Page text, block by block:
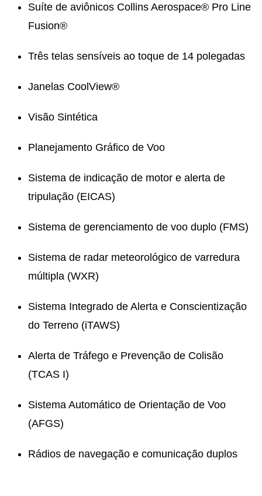
Suíte de aviônicos Collins Aerospace® Pro Line
Fusion®
Três telas sensíveis ao toque de 14 polegadas
Janelas CoolView®
Visão Sintética
Planejamento Gráfico de Voo
Sistema de indicação de motor e alerta de
tripulação (EICAS)
Sistema de gerenciamento de voo duplo (FMS)
Sistema de radar meteorológico de varredura
múltipla (WXR)
Sistema Integrado de Alerta e Conscientização
do Terreno (iTAWS)
Alerta de Tráfego e Prevenção de Colisão
(TCAS I)
Sistema Automático de Orientação de Voo
(AFGS)
Rádios de navegação e comunicação duplos